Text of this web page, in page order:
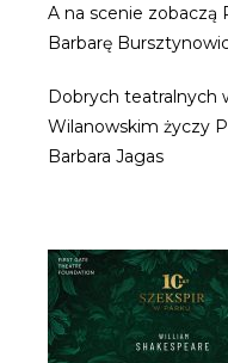
A na scenie zobaczą
Barbarę
Dobrych teatralnych
Wilanowskim życzy
Barbara Jagas